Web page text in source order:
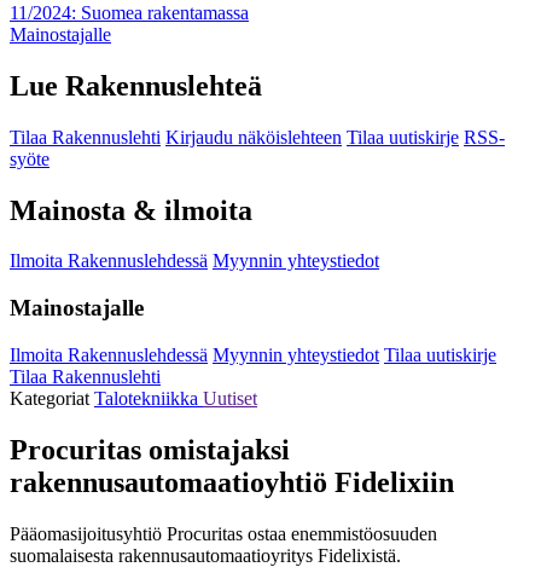
11/2024: Suomea rakentamassa
Mainostajalle
Lue Rakennuslehteä
Tilaa Rakennuslehti Kirjaudu näköislehteen Tilaa uutiskirje RSS-
syöte
Mainosta & ilmoita
Ilmoita Rakennuslehdessä Myynnin yhteystiedot
Mainostajalle
Ilmoita Rakennuslehdessä Myynnin yhteystiedot Tilaa uutiskirje
Tilaa Rakennuslehti
Kategoriat Talotekniikka Uutiset
Procuritas omistajaksi
rakennusautomaatioyhtiö Fidelixiin
Pääomasijoitusyhtiö Procuritas ostaa enemmistöosuuden
suomalaisesta rakennusautomaatioyritys Fidelixistä.